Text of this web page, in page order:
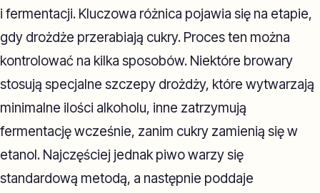
i fermentacji. Kluczowa różnica pojawia się na etapie,
gdy drożdże przerabiają cukry. Proces ten można
kontrolować na kilka sposobów. Niektóre browary
stosują specjalne szczepy drożdży, które wytwarzają
minimalne ilości alkoholu, inne zatrzymują
fermentację wcześnie, zanim cukry zamienią się w
etanol. Najczęściej jednak piwo warzy się
standardową metodą, a następnie poddaje